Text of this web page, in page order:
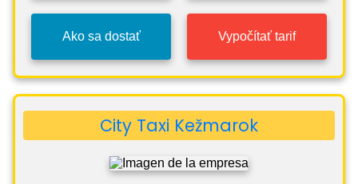
Ako sa dostať Vypočítať tarif
City Taxi Kežmarok